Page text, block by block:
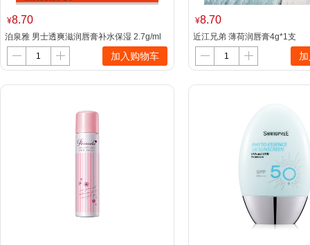
¥8.70
泊泉雅 男士透爽滋润唇膏补水保湿 2.7g/ml
加入购物车
¥8.70
近江兄弟 薄荷润唇膏4g*1支